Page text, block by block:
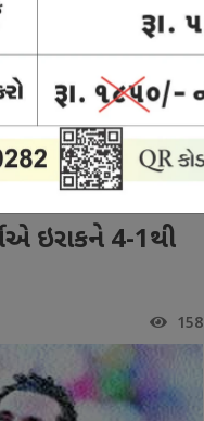
રાજકોટ
1થી અને ઓસ્ટ્રિયાએ
ઇરાકને 4-1થી
158